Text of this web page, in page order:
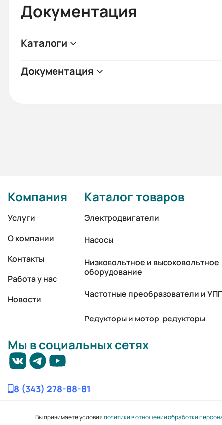
Документация
Каталоги
Документация
Компания
Услуги
О компании
Контакты
Работа у нас
Новости
Каталог товаров
Электродвигатели
Насосы
Низковольтное и высоковольтное
оборудование
Частотные преобразователи и
Редукторы и мотор-редукторы
Мы в социальных сетях
8 (343) 278-88-81
Вы принимаете условияполитики в отношении обработки